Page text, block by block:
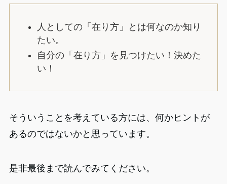
人としての「在り方」とは何なのか知り
たい。
自分の「在り方」を見つけたい！決めた
い！
そういうことを考えている方には、何かヒントが
あるのではないかと思っています。
是非最後まで読んでみてください。